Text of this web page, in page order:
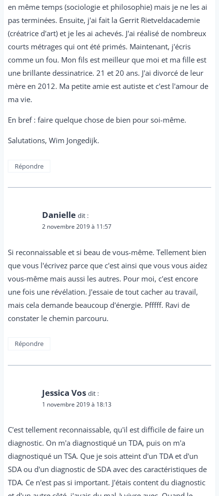
en même temps (sociologie et philosophie) mais je ne les ai
pas terminées. Ensuite, j'ai fait la Gerrit Rietveldacademie
(créatrice d'art) et je les ai achevés. J'ai réalisé de nombreux
courts métrages qui ont été primés. Maintenant, j'écris
comme un fou. Mon fils est meilleur que moi et ma fille est
une brillante dessinatrice. 21 et 20 ans. J'ai divorcé de leur
mère en 2012. Ma petite amie est autiste et c'est l'amour de
ma vie.
En bref : faire quelque chose de bien pour soi-même.
Salutations, Wim Jongedijk.
Répondre
Danielle dit :
2 novembre 2019 à 11:57
Si reconnaissable et si beau de vous-même. Tellement bien
que vous l'écrivez parce que c'est ainsi que vous vous aidez
vous-même mais aussi les autres. Pour moi, c'est encore
une fois une révélation. J'essaie de tout cacher au travail,
mais cela demande beaucoup d'énergie. Pfffff. Ravi de
constater le chemin parcouru.
Répondre
Jessica Vos dit :
1 novembre 2019 à 18:13
C'est tellement reconnaissable, qu'il est difficile de faire un
diagnostic. On m'a diagnostiqué un TDA, puis on m'a
diagnostiqué un TSA. Que je sois atteint d'un TDA et d'un
SDA ou d'un diagnostic de SDA avec des caractéristiques de
TDA. Ce n'est pas si important. J'étais content du diagnostic